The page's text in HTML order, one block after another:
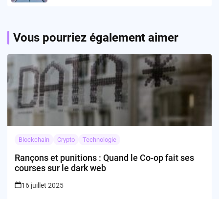
Vous pourriez également aimer
Blockchain Crypto Technologie
Rançons et punitions : Quand le Co-op fait ses
courses sur le dark web
16 juillet 2025